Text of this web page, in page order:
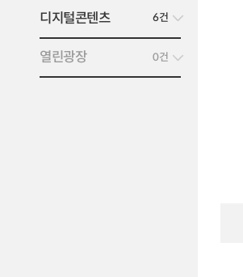
디지털콘텐츠 6건
열린광장 0건